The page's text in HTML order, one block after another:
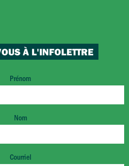
À L'INFOLETTRE
Prénom
Nom
Courriel